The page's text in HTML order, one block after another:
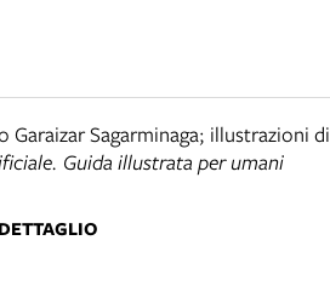
Garaizar Sagarminaga; illustrazioni di
Guida illustrata per umani